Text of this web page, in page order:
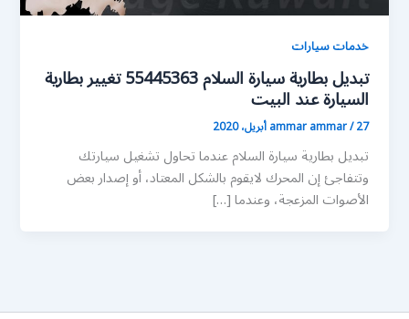
خدمات سيارات
تبديل بطارية سيارة السلام 55445363 تغيير بطارية
السيارة عند البيت
ammar ammar/27 أبريل، 2020
تبديل بطارية سيارة السلام عندما تحاول تشغيل سيارتك
وتتفاجئ إن المحرك لايقوم بالشكل المعتاد، أو إصدار بعض
الأصوات المزعجة، وعندما […]